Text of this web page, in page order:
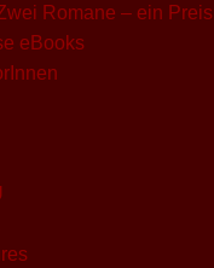
Romane – ein Preis
eBooks